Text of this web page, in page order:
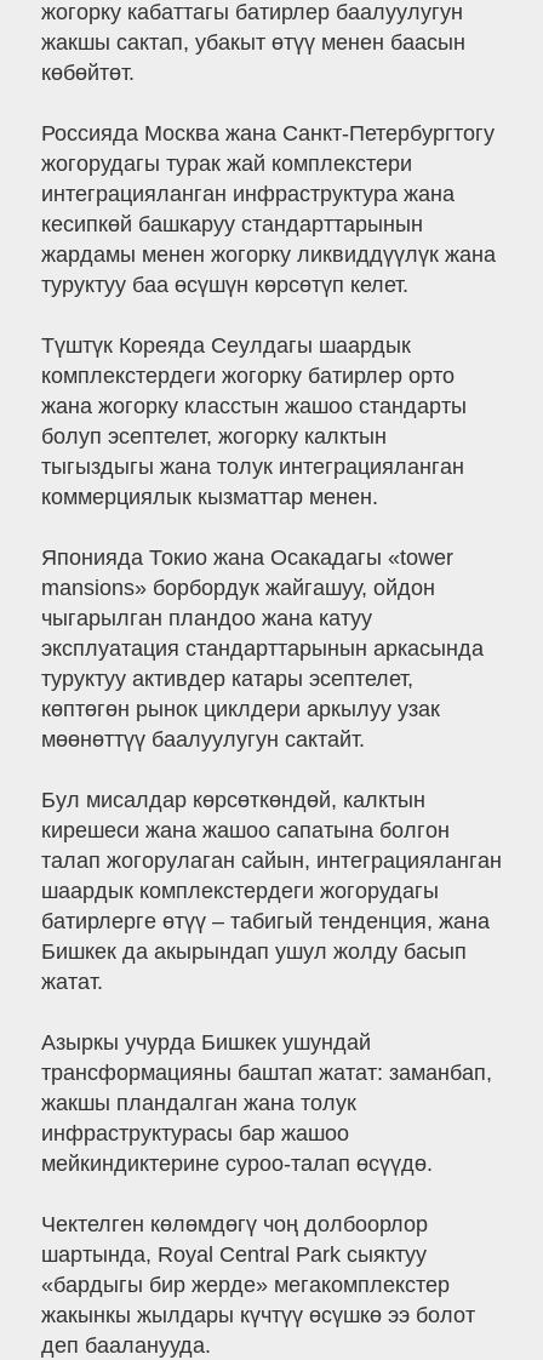
жогорку кабаттагы батирлер баалуулугун
жакшы сактап, убакыт өтүү менен баасын
көбөйтөт.
Россияда Москва жана Санкт-Петербургтогу
жогорудагы турак жай комплекстери
интеграцияланган инфраструктура жана
кесипкөй башкаруу стандарттарынын
жардамы менен жогорку ликвиддүүлүк жана
туруктуу баа өсүшүн көрсөтүп келет.
Түштүк Кореяда Сеулдагы шаардык
комплекстердеги жогорку батирлер орто
жана жогорку класстын жашоо стандарты
болуп эсептелет, жогорку калктын
тыгыздыгы жана толук интеграцияланган
коммерциялык кызматтар менен.
Японияда Токио жана Осакадагы «tower
mansions» борбордук жайгашуу, ойдон
чыгарылган пландоо жана катуу
эксплуатация стандарттарынын аркасында
туруктуу активдер катары эсептелет,
көптөгөн рынок циклдери аркылуу узак
мөөнөттүү баалуулугун сактайт.
Бул мисалдар көрсөткөндөй, калктын
кирешеси жана жашоо сапатына болгон
талап жогорулаган сайын, интеграцияланган
шаардык комплекстердеги жогорудагы
батирлерге өтүү – табигый тенденция, жана
Бишкек да акырындап ушул жолду басып
жатат.
Азыркы учурда Бишкек ушундай
трансформацияны баштап жатат: заманбап,
жакшы пландалган жана толук
инфраструктурасы бар жашоо
мейкиндиктерине суроо-талап өсүүдө.
Чектелген көлөмдөгү чоң долбоорлор
шартында, Royal Central Park сыяктуу
«бардыгы бир жерде» мегакомплекстер
жакынкы жылдары күчтүү өсүшкө ээ болот
деп бааланууда.